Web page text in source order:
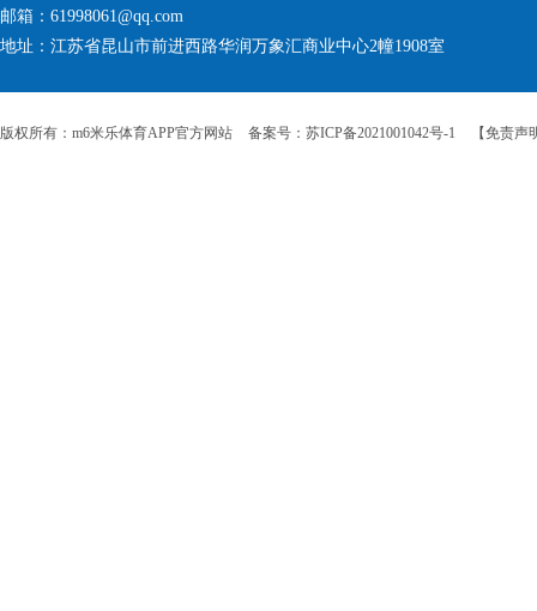
邮箱：61998061@qq.com
地址：江苏省昆山市前进西路华润万象汇商业中心2幢1908室
版权所有：m6米乐体育APP官方网站 备案号：苏ICP备2021001042号-1 【免责声